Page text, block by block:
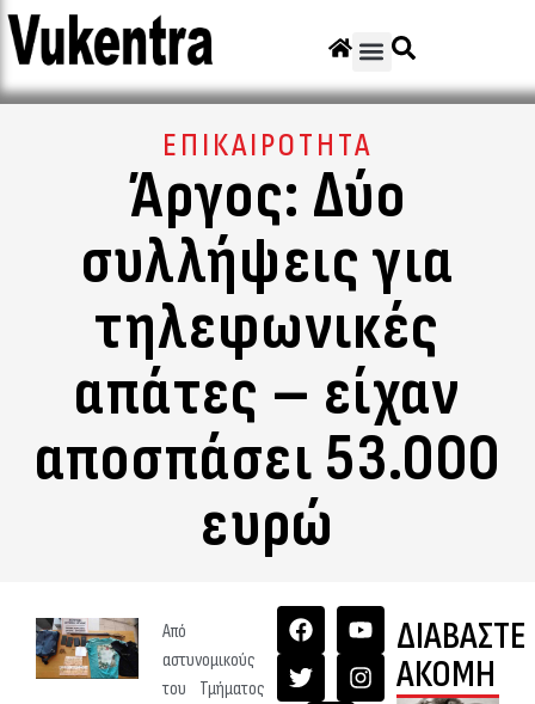
ΕΠΙΚΑΙΡΟΤΗΤΑ
Άργος: Δύο
συλλήψεις για
τηλεφωνικές
απάτες – είχαν
αποσπάσει 53.000
ευρώ
Από
αστυνομικούς
του Τμήματος
ΔΙΑΒΑΣΤΕ
ΑΚΟΜΗ